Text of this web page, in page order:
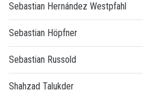
Sebastian Hernández Westpfahl
Sebastian Höpfner
Sebastian Russold
Shahzad Talukder